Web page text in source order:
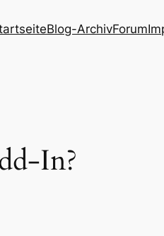
Blog-ArchivForum
In?